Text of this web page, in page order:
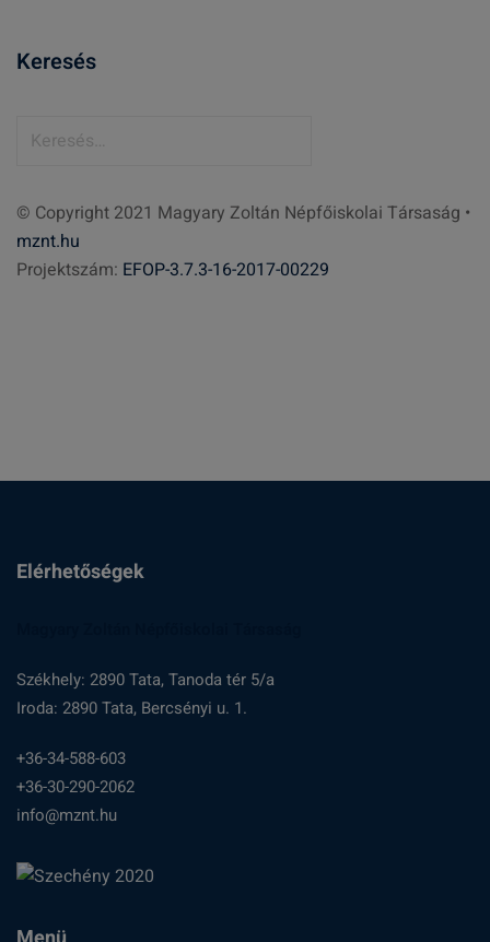
Keresés
e
s
é
© Copyright 2021 Magyary Zoltán Népfőiskolai Társaság •
mznt.hu
Projektszám: EFOP-3.7.3-16-2017-00229
Elérhetőségek
Székhely: 2890 Tata, Tanoda tér 5/a
Iroda: 2890 Tata, Bercsényi u. 1.
+36-34-588-603
+36-30-290-2062
info@mznt.hu